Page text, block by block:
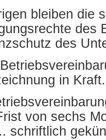
bleiben die
des
des
in Kraft.
von sechs
schriftlich